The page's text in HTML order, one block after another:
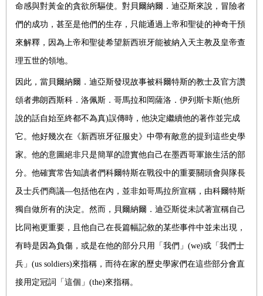
命感與對黃金的貪欲所驅使。對貝爾納爾．迪亞斯來說，冒險者
們的成功，甚至是他們的生存，只能通過上帝和聖徒的神奇干預
來解釋，因為上帝和聖徒希望新西班牙能被納入天主教及皇帝查
理五世的領地。
因此，當貝爾納爾．迪亞斯發現故事被科爾特斯的教士及官方讚
頌者弗朗西斯科．洛佩斯．哥馬拉和岡薩洛．伊列斯卡斯(他所
說的話自始至終都不為真)誤傳時，他決定繼續他的著作並完成
它。他好幾次在《新西班牙征服史》中帶有敵意的提到這些史學
家。他的意圖絕非只是簡單的證實他自己在墨西哥軍旅生活的部
分。他確實常告知讀者們科爾特斯在戰役中的重要關頭會與隊長
及士兵們商議—包括他在內，並非如哥馬拉所宣稱，由科爾特斯
獨自做所有的決定。然而，貝爾納爾．迪亞斯從未試著宣稱自己
比同袍更重要，且他自己在長篇幅記敘的某些事件中並未出現，
有時是因為負傷，或是在他的部分只用「我們」 (we)或「我們士
兵」 (us soldiers)來指稱，而待在家的歷史學家們在這些部分會直
接用定冠詞「這個」 (the)來指稱。